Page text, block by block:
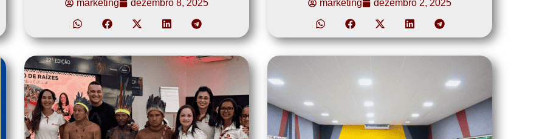
marketing dezembro 8, 2025 marketing dezembro 2, 2025